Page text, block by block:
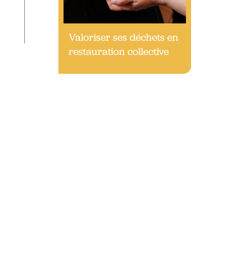
Valoriser ses déchets en
restauration collective